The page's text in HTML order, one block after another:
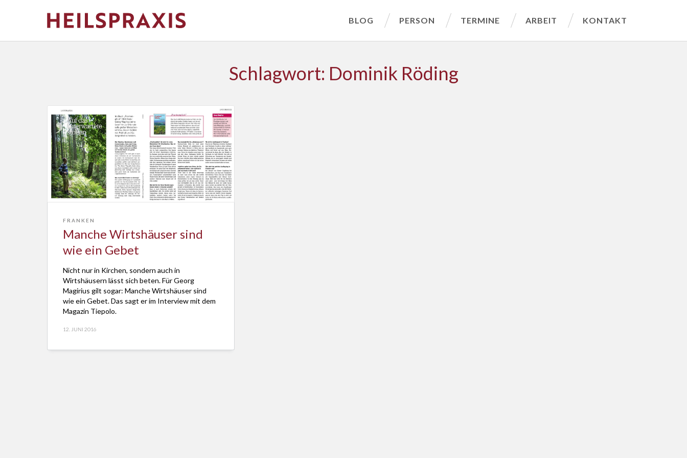
BLOG PERSON TERMINE ARBEIT KONTAKT
Schlagwort: Dominik Röding
FRANKEN
Manche Wirtshäuser sind
wie ein Gebet
Nicht nur in Kirchen, sondern auch in
Wirtshäusern lässt sich beten. Für Georg
Magirius gilt sogar: Manche Wirtshäuser sind
wie ein Gebet. Das sagt er im Interview mit dem
Magazin Tiepolo.
12. JUNI 2016